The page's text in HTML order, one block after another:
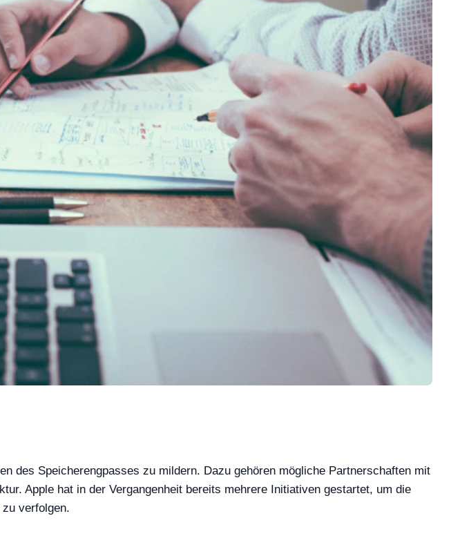
des Speicherengpasses zu mildern. Dazu gehören mögliche Partnerschaften mit
Apple hat in der Vergangenheit bereits mehrere Initiativen gestartet, um die
verfolgen.